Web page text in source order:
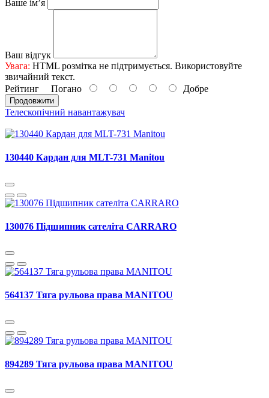
Ваше ім’я
Ваш відгук
Увага: HTML розмітка не підтримується. Використовуйте
звичайний текст.
Рейтинг Погано Добре
Продовжити
Телескопічний навантажувач
130440 Кардан для MLT-731 Manitou
130076 Підшипник сателіта CARRARO
564137 Тяга рульова права MANITOU
894289 Тяга рульова права MANITOU